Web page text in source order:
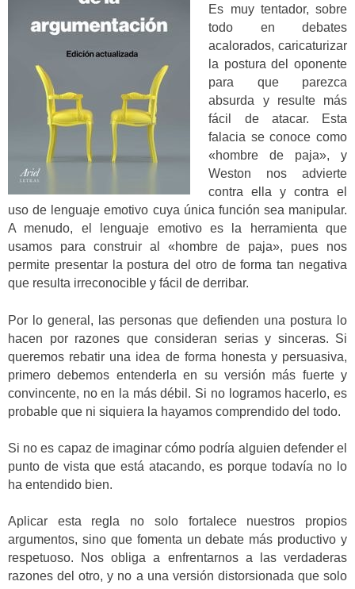
Es muy tentador, sobre
todo en debates
acalorados, caricaturizar
la postura del oponente
para que parezca
absurda y resulte más
fácil de atacar. Esta
falacia se conoce como
«hombre de paja», y
Weston nos advierte
contra ella y contra el
uso de lenguaje emotivo cuya única función sea manipular.
A menudo, el lenguaje emotivo es la herramienta que
usamos para construir al «hombre de paja», pues nos
permite presentar la postura del otro de forma tan negativa
que resulta irreconocible y fácil de derribar.
Por lo general, las personas que defienden una postura lo
hacen por razones que consideran serias y sinceras. Si
queremos rebatir una idea de forma honesta y persuasiva,
primero debemos entenderla en su versión más fuerte y
convincente, no en la más débil. Si no logramos hacerlo, es
probable que ni siquiera la hayamos comprendido del todo.
Si no es capaz de imaginar cómo podría alguien defender el
punto de vista que está atacando, es porque todavía no lo
ha entendido bien.
Aplicar esta regla no solo fortalece nuestros propios
argumentos, sino que fomenta un debate más productivo y
respetuoso. Nos obliga a enfrentarnos a las verdaderas
razones del otro, y no a una versión distorsionada que solo